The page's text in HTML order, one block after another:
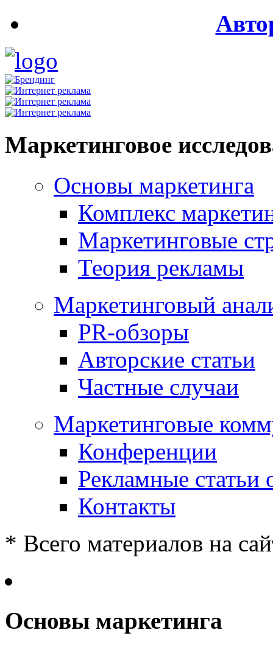
Маркетинговое
Основы маркетинга
Комплекс
Маркетинговые
Теория рекламы
Маркетинговый
PR-обзоры
Авторские статьи
Частные случаи
Маркетинговые
Конференции
Рекламные статьи
Контакты
* Всего материалов на
Основы маркетинга